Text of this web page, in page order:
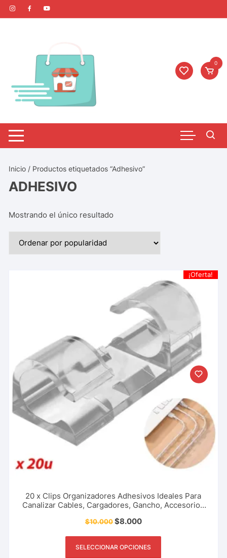
0
Inicio / Productos etiquetados “Adhesivo”
ADHESIVO
Mostrando el único resultado
¡Oferta!
20 x Clips Organizadores Adhesivos Ideales Para
Canalizar Cables, Cargadores, Gancho, Accesorios
$10.000$8.000
SELECCIONAR OPCIONES